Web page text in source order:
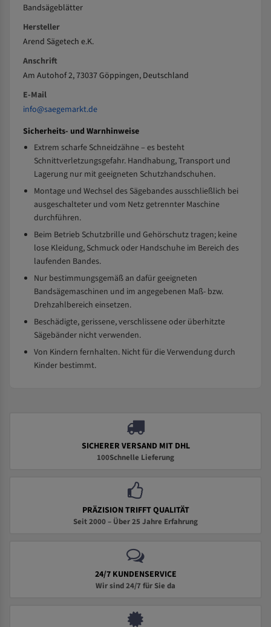
Bandsägeblätter
Hersteller
Arend Sägetech e.K.
Anschrift
Am Autohof 2, 73037 Göppingen, Deutschland
E-Mail
info@saegemarkt.de
Sicherheits- und Warnhinweise
Extrem scharfe Schneidzähne – es besteht
Schnittverletzungsgefahr. Handhabung, Transport und
Lagerung nur mit geeigneten Schutzhandschuhen.
Montage und Wechsel des Sägebandes ausschließlich bei
ausgeschalteter und vom Netz getrennter Maschine
durchführen.
Beim Betrieb Schutzbrille und Gehörschutz tragen; keine
lose Kleidung, Schmuck oder Handschuhe im Bereich des
laufenden Bandes.
Nur bestimmungsgemäß an dafür geeigneten
Bandsägemaschinen und im angegebenen Maß- bzw.
Drehzahlbereich einsetzen.
Beschädigte, gerissene, verschlissene oder überhitzte
Sägebänder nicht verwenden.
Von Kindern fernhalten. Nicht für die Verwendung durch
Kinder bestimmt.
SICHERER VERSAND MIT DHL
100Schnelle Lieferung
PRÄZISION TRIFFT QUALITÄT
Seit 2000 – Über 25 Jahre Erfahrung
24/7 KUNDENSERVICE
Wir sind 24/7 für Sie da